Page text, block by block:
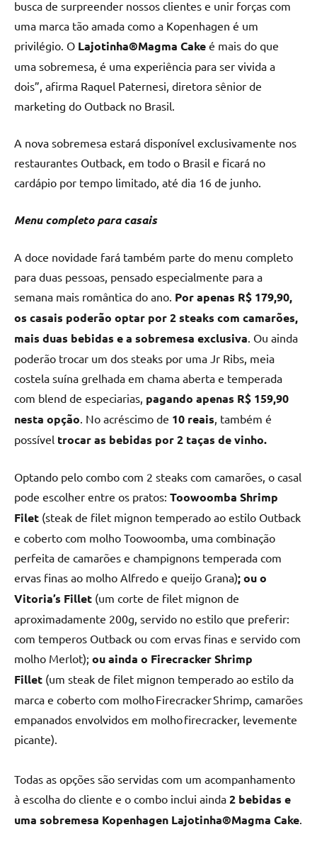
busca de surpreender nossos clientes e unir forças com
uma marca tão amada como a Kopenhagen é um
privilégio. O Lajotinha®Magma Cake é mais do que
uma sobremesa, é uma experiência para ser vivida a
dois”, afirma Raquel Paternesi, diretora sênior de
marketing do Outback no Brasil.
A nova sobremesa estará disponível exclusivamente nos
restaurantes Outback, em todo o Brasil e ficará no
cardápio por tempo limitado, até dia 16 de junho.
Menu completo para casais
A doce novidade fará também parte do menu completo
para duas pessoas, pensado especialmente para a
semana mais romântica do ano. Por apenas R$ 179,90,
os casais poderão optar por 2 steaks com camarões,
mais duas bebidas e a sobremesa exclusiva. Ou ainda
poderão trocar um dos steaks por uma Jr Ribs, meia
costela suína grelhada em chama aberta e temperada
com blend de especiarias, pagando apenas R$ 159,90
nesta opção. No acréscimo de 10 reais, também é
possível trocar as bebidas por 2 taças de vinho.
Optando pelo combo com 2 steaks com camarões, o casal
pode escolher entre os pratos: Toowoomba Shrimp
Filet (steak de filet mignon temperado ao estilo Outback
e coberto com molho Toowoomba, uma combinação
perfeita de camarões e champignons temperada com
ervas finas ao molho Alfredo e queijo Grana); ou o
Vitoria’s Fillet (um corte de filet mignon de
aproximadamente 200g, servido no estilo que preferir:
com temperos Outback ou com ervas finas e servido com
molho Merlot); ou ainda o Firecracker Shrimp
Fillet (um steak de filet mignon temperado ao estilo da
marca e coberto com molho Firecracker Shrimp, camarões
empanados envolvidos em molho firecracker, levemente
picante).
Todas as opções são servidas com um acompanhamento
à escolha do cliente e o combo inclui ainda 2 bebidas e
uma sobremesa Kopenhagen Lajotinha®Magma Cake.